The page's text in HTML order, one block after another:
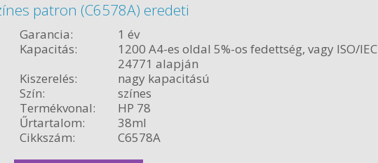
patron (C6578A) eredeti
Garancia:
1 év
Kapacitás:
1200 A4-es oldal 5%-os fedettség, vagy ISO/IEC
24771 alapján
Kiszerelés:
nagy kapacitású
Szín:
színes
Termékvonal:
HP 78
Űrtartalom:
38ml
Cikkszám:
C6578A